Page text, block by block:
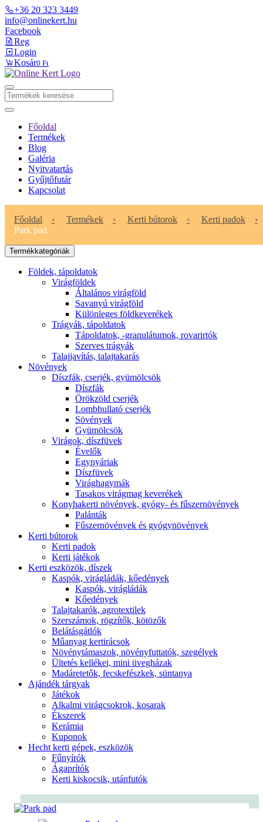
+36 20 323 3449
info@onlinekert.hu
Facebook
Reg
Login
Kosár0 Ft
Főoldal
Termékek
Blog
Galéria
Nyitvatartás
Gyűjtőfutár
Kapcsolat
Főoldal Termékek Kerti bútorok
Kerti padok
Park pad
Termékkategóriák
Földek, tápoldatok
Virágföldek
Általános virágföld
Savanyú virágföld
Különleges földkeverékek
Trágyák, tápoldatok
Tápoldatok, -granulátumok, rovarirtók
Szerves trágyák
Talajjavítás, talajtakarás
Növények
Díszfák, cserjék, gyümölcsök
Díszfák
Örökzöld cserjék
Lombhullató cserjék
Sövények
Gyümölcsök
Virágok, díszfüvek
Évelők
Egynyáriak
Díszfüvek
Virághagymák
Tasakos virágmag keverékek
Konyhakerti növények, gyógy- és fűszernövények
Palánták
Fűszernövények és gyógynövények
Kerti bútorok
Kerti padok
Kerti játékok
Kerti eszközök, díszek
Kaspók, virágládák, kőedények
Kaspók, virágládák
Kőedények
Talajtakarók, agrotextilek
Szerszámok, rögzítők, kötözők
Belátásgátlók
Műanyag kertirácsok
Növénytámaszok, növényfuttatók, szegélyek
Ültetés kellékei, mini üvegházak
Madáretetők, fecskefészkek, süntanya
Ajándék tárgyak
Játékok
Alkalmi virágcsokrok, kosarak
Ékszerek
Kerámia
Kuponok
Hecht kerti gépek, eszközök
Fűnyírók
Ágaprítók
Kerti kiskocsik, utánfutók